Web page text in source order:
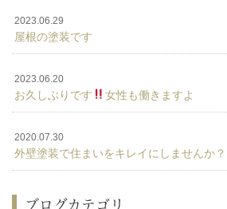
2023.06.29
屋根の塗装です
2023.06.20
お久しぶりです 女性も働きますよ
2020.07.30
外壁塗装で住まいをキレイにしませんか？
ブログカテゴリ